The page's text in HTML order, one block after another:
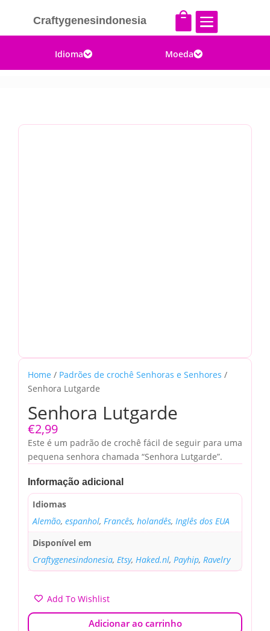
Craftygenesindonesia  
Idioma Moeda
Home / Padrões de crochê Senhoras e Senhores /
Senhora Lutgarde
Senhora Lutgarde
€2,99
Este é um padrão de crochê fácil de seguir para uma
pequena senhora chamada “Senhora Lutgarde”.
Informação adicional
Idiomas
Alemão, espanhol, Francês, holandês, Inglês dos EUA
Disponível em
Craftygenesindonesia, Etsy, Haked.nl, Payhip, Ravelry
Add To Wishlist
Adicionar ao carrinho